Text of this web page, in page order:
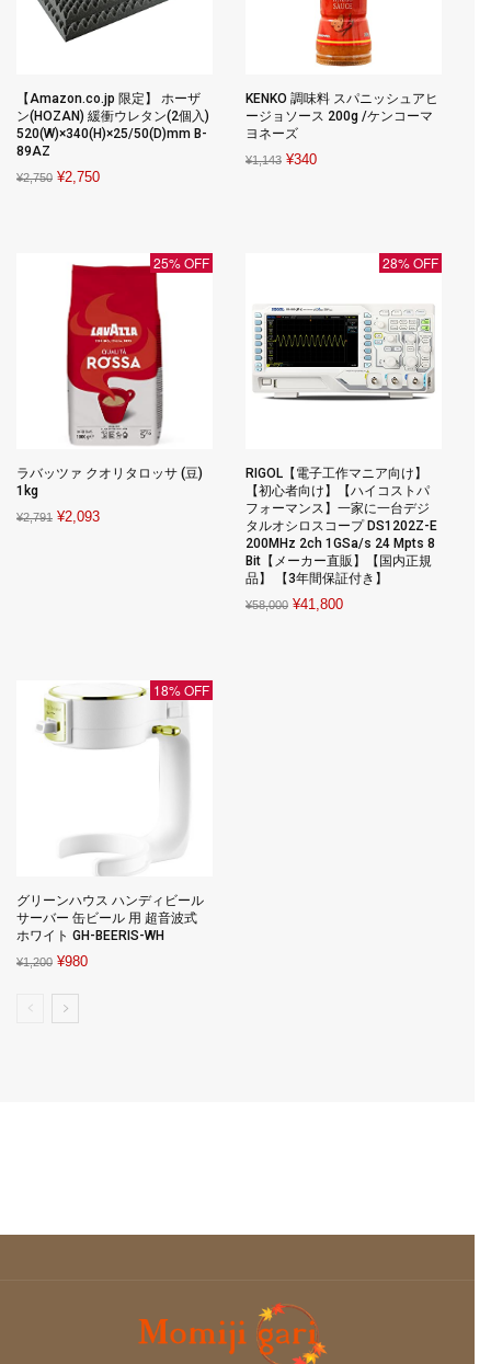
【Amazon.co.jp 限定】 ホーザ
ン(HOZAN) 緩衝ウレタン(2個入)
520(W)×340(H)×25/50(D)mm B-
89AZ
¥2,750 Original
¥2,750Current
KENKO 調味料 スパニッシュアヒ
ージョソース 200g /ケンコーマ
ヨネーズ
¥1,143 Original
¥340Current
25% OFF
ラバッツァ クオリタロッサ (豆)
1kg
¥2,791 Original
¥2,093Current
28% OFF
RIGOL【電子工作マニア向け】
【初心者向け】【ハイコストパ
フォーマンス】一家に一台デジ
タルオシロスコープ DS1202Z-E
200MHz 2ch 1GSa/s 24 Mpts 8
Bit【メーカー直販】【国内正規
品】 【3年間保証付き】
¥58,000 Original
¥41,800Current
18% OFF
グリーンハウス ハンディビール
サーバー 缶ビール 用 超音波式
ホワイト GH-BEERIS-WH
¥1,200 Original
was:
¥980Current